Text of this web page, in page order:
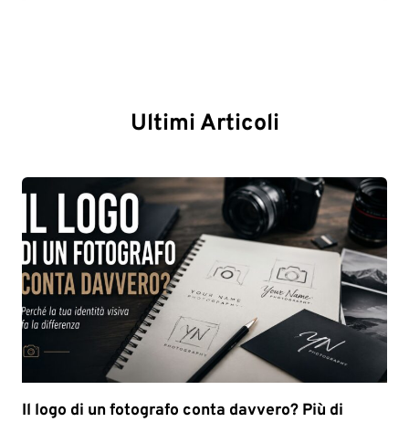
Ultimi Articoli
Il logo di un fotografo conta davvero? Più di